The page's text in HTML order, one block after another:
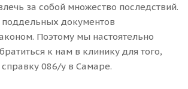
за собой множество последствий.
документов
Поэтому мы настоятельно
к нам в клинику для того,
086/у в Самаре.